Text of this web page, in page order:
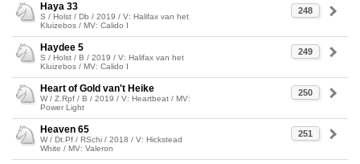
248
Haya 33
S / Holst / Db / 2019 / V: Halifax van het
Kluizebos / MV: Calido I
249
Haydee 5
S / Holst / B / 2019 / V: Halifax van het
Kluizebos / MV: Calido I
250
Heart of Gold van't Heike
W / Z.Rpf / B / 2019 / V: Heartbeat / MV:
Power Light
251
Heaven 65
W / Dt.Pf / RSchi / 2018 / V: Hickstead
White / MV: Valeron